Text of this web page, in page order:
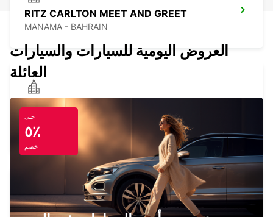
RITZ CARLTON MEET AND GREET
MANAMA - BAHRAIN
ROYAL SARAH RESORT MEET AND
GREET
MANAMA - BAHRAIN
RAMEE GRAND HOTEL SPA MEET AND
العروض اليومية للسيارات والسيارات
العائلة
حتى
٥٪
خصم